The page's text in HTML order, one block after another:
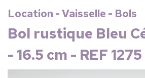
Location - Vaisselle - Bols
Bol rustique Bleu
- 16.5 cm - REF 1275